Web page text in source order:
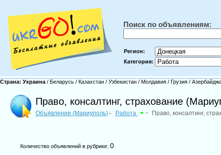
Поиск по объявлениям:
Регион:
Категория:
Страна: Украина / Беларусь / Казахстан / Узбекистан / Молдавия / Грузия /
Право, консалтинг, страхование
Объявления (Мариуполь) - Работа - Право, консалтинг,
Количество объявлений в рубрике: 0